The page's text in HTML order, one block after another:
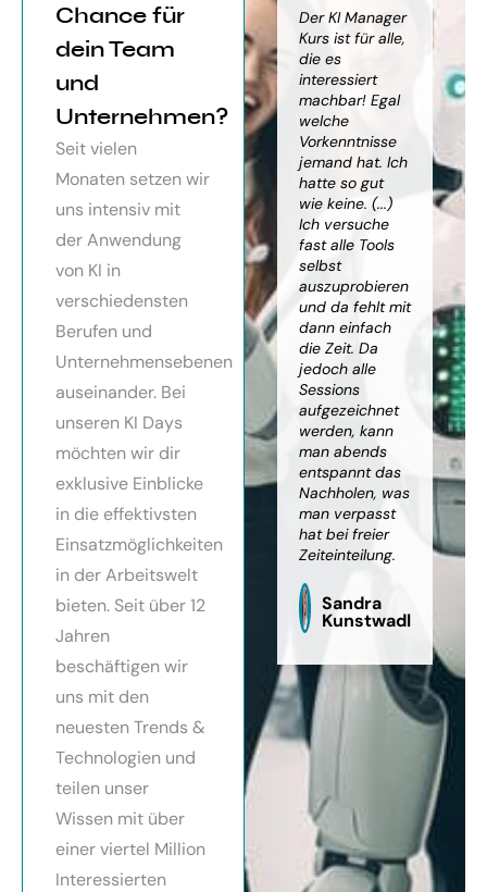
Chance für
dein Team
und
Unternehmen?
Seit vielen
Monaten setzen wir
uns intensiv mit
der Anwendung
von KI in
verschiedensten
Berufen und
Unternehmensebenen
auseinander. Bei
unseren KI Days
möchten wir dir
exklusive Einblicke
in die effektivsten
Einsatzmöglichkeiten
in der Arbeitswelt
bieten. Seit über 12
Jahren
beschäftigen wir
uns mit den
neuesten Trends &
Technologien und
teilen unser
Wissen mit über
einer viertel Million
Interessierten
von
sehr
die
von KI
von
Elisabeth
Der KI Manager
mich sehr
toller Überblick
über alles, was
mit kleinem
Ausblick.
Auf alle Fragen
teilweise
wurden für
Probleme noch
Anleitungen
bereitgestellt.
Monika
Vietz
Der KI Manager
Kurs ist für alle,
die es
interessiert
machbar! Egal
welche
Vorkenntnisse
jemand hat. Ich
hatte so gut
wie keine. (...)
Ich versuche
fast alle Tools
selbst
auszuprobieren
und da fehlt mit
dann einfach
die Zeit. Da
jedoch alle
Sessions
aufgezeichnet
werden, kann
man abends
entspannt das
Nachholen, was
man verpasst
hat bei freier
Zeiteinteilung.
Sandra
Kunstwadl
zu